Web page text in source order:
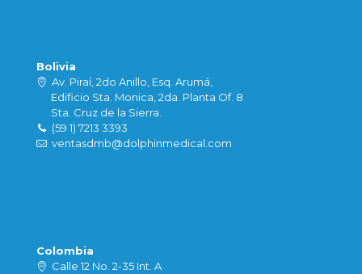
Bolivia
Av. Piraí, 2do Anillo, Esq. Arumá,
Edificio Sta. Monica, 2da. Planta Of. 8
Sta. Cruz de la Sierra.
(59 1) 7213 3393
ventasdmb@dolphinmedical.com
Colombia
Calle 12 No. 2-35 Int. A